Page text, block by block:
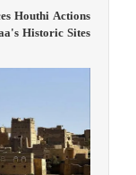
Houthi Actions
Historic Sites